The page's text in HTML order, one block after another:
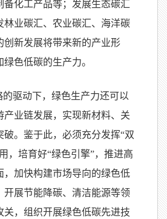
备化工产品等；发展生态碳汇
林业碳汇、农业碳汇、海洋碳
创新发展将带来新的产业形
色低碳的生产力。
的驱动下，绿色生产力还可以
产业链发展，实现新材料、关
破。鉴于此，必须充分发挥“双
，培育好“绿色引擎”，推进高
，加快构建市场导向的绿色低
开展节能降碳、清洁能源等领
关，组织开展绿色低碳先进技